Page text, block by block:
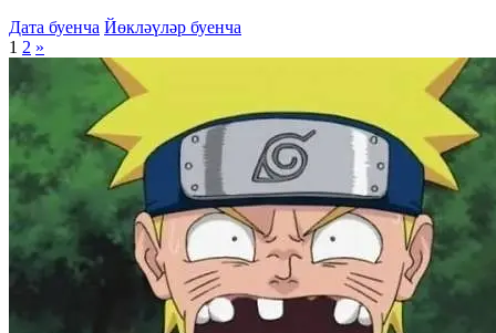
Дата буенча Йөкләүләр буенча
1 2 »